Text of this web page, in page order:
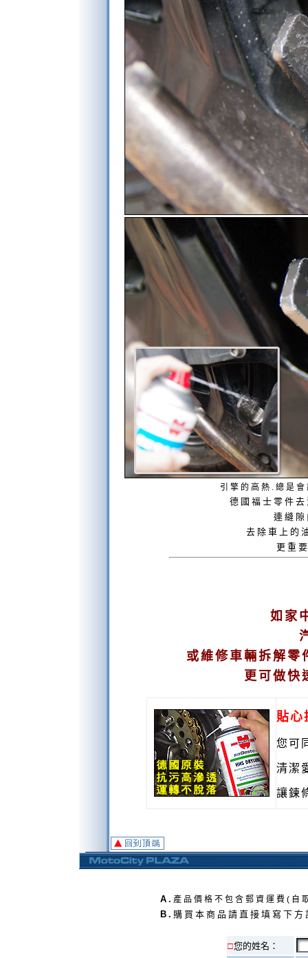
引擎的高熱.總是
德國福士零件
連縫
去除車上的
更重
如家
或維修車輛拆解零
更可做快
貼心
您可
清潔
讓鍊
A. 產品價格不包含郵資運費(自
B. 購買本商品請直接填寫下
□您的姓名：